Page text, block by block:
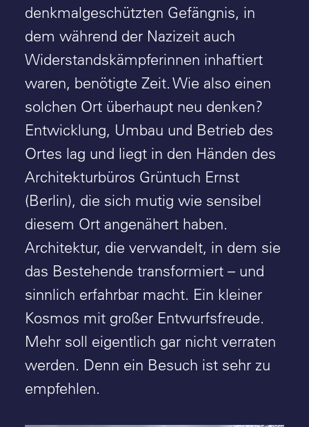
denkmalgeschützten Gefängnis, in
dem während der Nazizeit auch
Widerstandskämpferinnen inhaftiert
waren, benötigte Zeit. Wie also einen
solchen Ort überhaupt neu denken?
Entwicklung, Umbau und Betrieb des
Ortes lag und liegt in den Händen des
Architekturbüros Grüntuch Ernst
(Berlin), die sich mutig wie sensibel
diesem Ort angenähert haben.
Architektur, die verwandelt, in dem sie
das Bestehende transformiert – und
sinnlich erfahrbar macht. Ein kleiner
Kosmos mit großer Entwurfsfreude.
Mehr soll eigentlich gar nicht verraten
werden. Denn ein Besuch ist sehr zu
empfehlen.